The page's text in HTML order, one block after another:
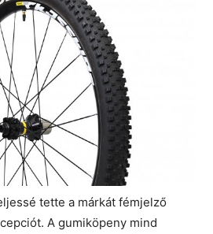
tette a márkát fémjelző
A gumiköpeny mind